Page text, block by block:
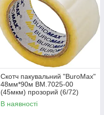
Скотч пакувальний "BuroMax"
48мм*90м BM.7025-00
(45мкм) прозорий (6/72)
В наявності